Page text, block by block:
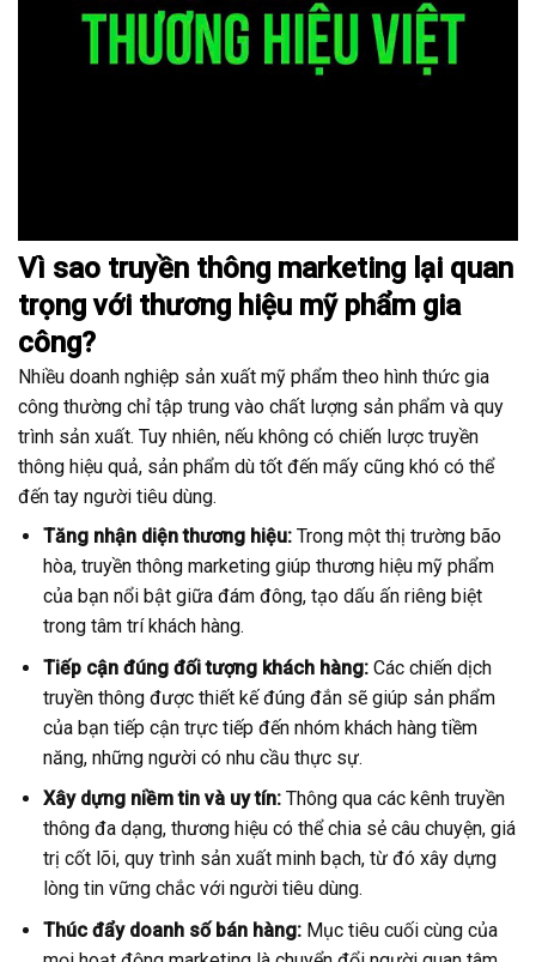
Vì sao truyền thông marketing lại quan
trọng với thương hiệu mỹ phẩm gia
công?
Nhiều doanh nghiệp sản xuất mỹ phẩm theo hình thức gia
công thường chỉ tập trung vào chất lượng sản phẩm và quy
trình sản xuất. Tuy nhiên, nếu không có chiến lược truyền
thông hiệu quả, sản phẩm dù tốt đến mấy cũng khó có thể
đến tay người tiêu dùng.
Tăng nhận diện thương hiệu:Trong một thị trường bão
hòa, truyền thông marketing giúp thương hiệu mỹ phẩm
của bạn nổi bật giữa đám đông, tạo dấu ấn riêng biệt
trong tâm trí khách hàng.
Tiếp cận đúng đối tượng khách hàng:Các chiến dịch
truyền thông được thiết kế đúng đắn sẽ giúp sản phẩm
của bạn tiếp cận trực tiếp đến nhóm khách hàng tiềm
năng, những người có nhu cầu thực sự.
Xây dựng niềm tin và uy tín:Thông qua các kênh truyền
thông đa dạng, thương hiệu có thể chia sẻ câu chuyện, giá
trị cốt lõi, quy trình sản xuất minh bạch, từ đó xây dựng
lòng tin vững chắc với người tiêu dùng.
Thúc đẩy doanh số bán hàng:Mục tiêu cuối cùng của